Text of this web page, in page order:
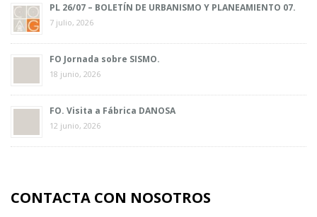
PL 26/07 – BOLETÍN DE URBANISMO Y PLANEAMIENTO 07.
7 julio, 2026
FO Jornada sobre SISMO.
18 junio, 2026
FO. Visita a Fábrica DANOSA
12 junio, 2026
CONTACTA CON NOSOTROS